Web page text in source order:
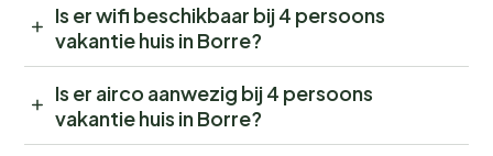
Is er wifi beschikbaar bij 4 persoons
vakantie huis in Borre?
Is er airco aanwezig bij 4 persoons
vakantie huis in Borre?